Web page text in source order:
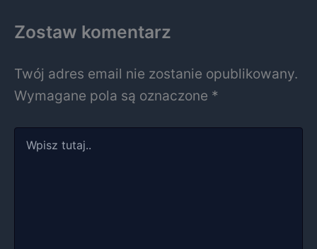
Zostaw komentarz
Twój adres email nie zostanie opublikowany.
Wymagane pola są oznaczone *
tutaj..